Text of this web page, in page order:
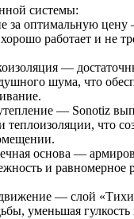
системы:
за оптимальную
работает и не
—
шума, что
— Sonotiz
теплоизоляции, что
основа —
и равномерное
— слой
уменьшая гулкость